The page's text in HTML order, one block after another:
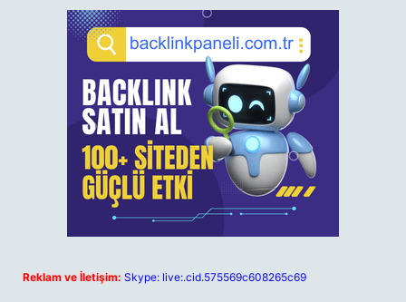
Reklam ve İletişim: Skype: live:.cid.575569c608265c69